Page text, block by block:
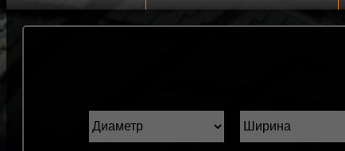
Прайс дисков
Грузовые 17.5 C